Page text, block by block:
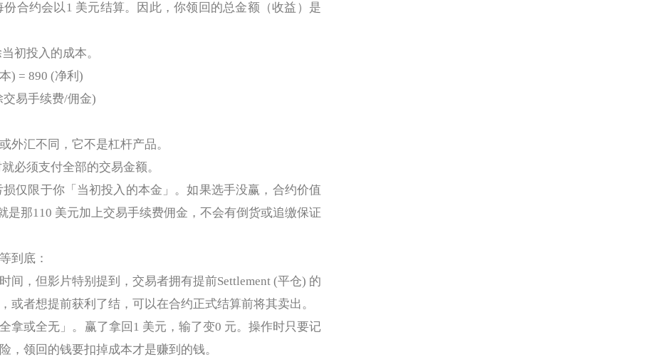
约会以1 美元结算。因此，你领回的总金额（收益）是
投入的成本。
) = 890 (净利)
易手续费/佣金)
汇不同，它不是杠杆产品。
须支付全部的交易金额。
限于你「当初投入的本金」。如果选手没赢，合约价值
是那110 美元加上交易手续费佣金，不会有倒货或追缴保证
到底：
，但影片特别提到，交易者拥有提前Settlement (平仓) 的
或者想提前获利了结，可以在合约正式结算前将其卖出。
或全无」。赢了拿回1 美元，输了变0 元。操作时只要记
，领回的钱要扣掉成本才是赚到的钱。